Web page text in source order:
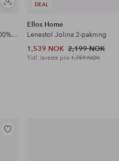
Vis
Gardin med multibånd Malva 2-pk i 100% lin
DEAL
Ellos Home
Lenestol Jolina 2-pakning
1,539 NOK 2,199 NOK
Tidl. laveste pris1,759 NOK
Legg